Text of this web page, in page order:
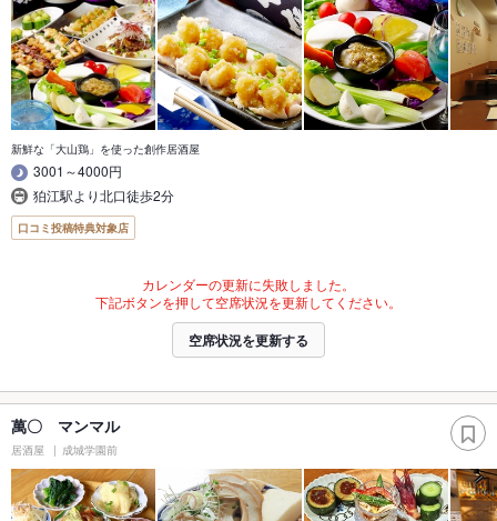
新鮮な「大山鶏」を使った創作居酒屋
3001～4000円
狛江駅より北口徒歩2分
口コミ投稿特典対象店
カレンダーの更新に失敗しました。
下記ボタンを押して空席状況を更新してください。
空席状況を更新する
萬〇 マンマル
居酒屋 成城学園前